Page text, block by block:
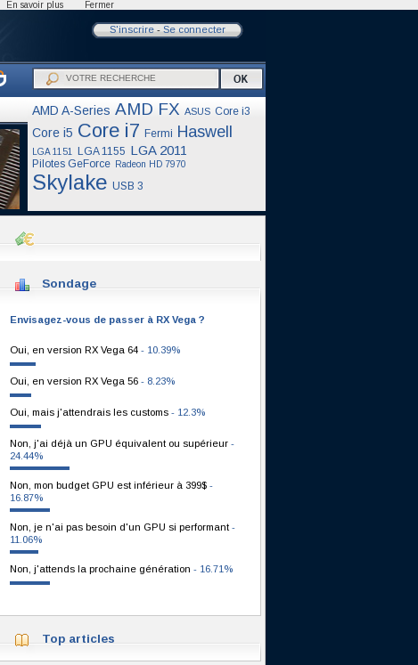
S'inscrire- Se connecter
AMD A-Series AMD FX ASUS Core i3
Core i5 Core i7 Fermi Haswell
LGA 1151 LGA 1155 LGA 2011
Pilotes GeForce Radeon HD 7970
Skylake USB 3
Sondage
Envisagez-vous de passer à RX Vega ?
Oui, en version RX Vega 64 - 10.39%
Oui, en version RX Vega 56 - 8.23%
Oui, mais j'attendrais les customs - 12.3%
Non, j'ai déjà un GPU équivalent ou supérieur -
24.44%
Non, mon budget GPU est inférieur à 399$ -
16.87%
Non, je n'ai pas besoin d'un GPU si performant -
11.06%
Non, j'attends la prochaine génération - 16.71%
Top articles
En savoir plus Fermer